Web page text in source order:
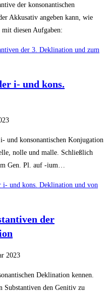
der konsonantischen
Akkusativ angeben kann, wie
diesen Aufgaben:
der 3. Deklination und zum
i- und kons.
und konsonantischen Konjugation
nolle und malle. Schließlich
Gen. Pl. auf -ium…
i- und kons. Deklination und von
der
2023
Deklination kennen.
Substantiven den Genitiv zu